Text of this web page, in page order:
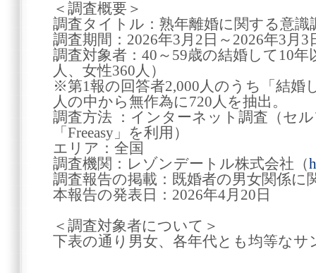
＜調査概要＞
調査タイトル：熟年離婚に関する意識
調査期間：2026年3月2日～2026年3月3
調査対象者：40～59歳の結婚して10年
人、女性360人）
※第1報の回答者2,000人のうち「結婚
人の中から無作為に720人を抽出。
調査方法 ：インターネット調査（セ
「Freeasy」を利用）
エリア：全国
調査機関：レゾンデートル株式会社（
調査報告の掲載：既婚者の男女関係に
本報告の発表日：2026年4月20日
＜調査対象者について＞
下表の通り男女、各年代とも均等な